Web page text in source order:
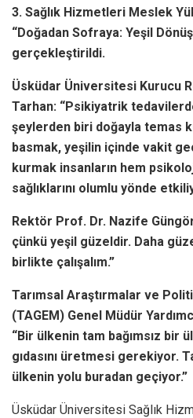
3. Sağlık Hizmetleri Meslek
“Doğadan Sofraya: Yeşil
gerçekleştirildi.
Üsküdar Üniversitesi Kurucu
Tarhan: “Psikiyatrik
şeylerden biri doğayla temas
basmak, yeşilin içinde vakit
kurmak insanların hem
sağlıklarını olumlu yönde
Rektör Prof. Dr. Nazife
çünkü yeşil güzeldir. Daha
birlikte çalışalım.”
Tarımsal Araştırmalar ve
(TAGEM) Genel Müdür
“Bir ülkenin tam bağımsız bir
gıdasını üretmesi gerekiyor.
ülkenin yolu buradan geçiyor.”
Üsküdar Üniversitesi Sağlık